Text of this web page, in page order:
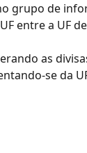
grupo de
entre a UF
as
se da